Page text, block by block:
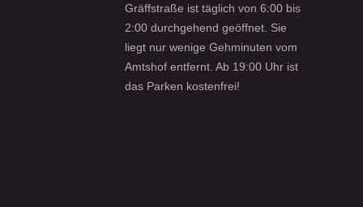
Gräffstraße ist täglich von 6:00 bis
2:00 durchgehend geöffnet. Sie
liegt nur wenige Gehminuten vom
Amtshof entfernt. Ab 19:00 Uhr ist
das Parken kostenfrei!